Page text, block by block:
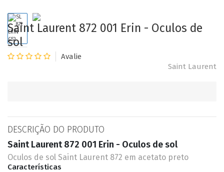
Saint Laurent 872 001 Erin - Oculos de
sol
Saint Laurent
DESCRIÇÃO DO PRODUTO
Saint Laurent 872 001 Erin - Oculos de sol
Oculos de sol Saint Laurent 872 em acetato preto
Características